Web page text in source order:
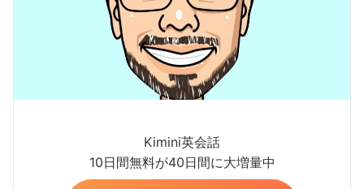
Kimini英会話
10日間無料が40日間に大増量中